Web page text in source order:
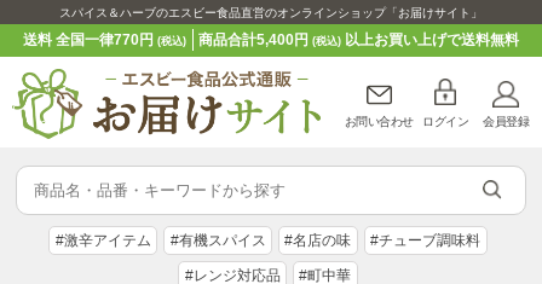
スパイス＆ハーブのエスビー食品直営のオンラインショップ「お届けサイト」
送料 全国一律770円(税込) 商品合計5,400円 (税込)以上お買い上げで送料無料
お問い合わせ ログイン 会員登録
#激辛アイテム #有機スパイス #名店の味 #チューブ調味料
#レンジ対応品 #町中華